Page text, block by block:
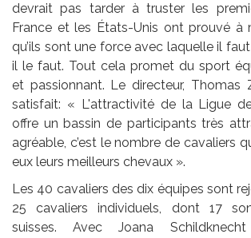
devrait pas tarder à truster les
France et les États-Unis ont prouvé à
qu’ils sont une force avec laquelle il
il le faut. Tout cela promet du sport
et passionnant. Le directeur, Thomas
satisfait: « L'attractivité de la Ligue
offre un bassin de participants très
agréable, c’est le nombre de cavaliers
eux leurs meilleurs chevaux ».
Les 40 cavaliers des dix équipes sont
25 cavaliers individuels, dont 17
suisses. Avec Joana